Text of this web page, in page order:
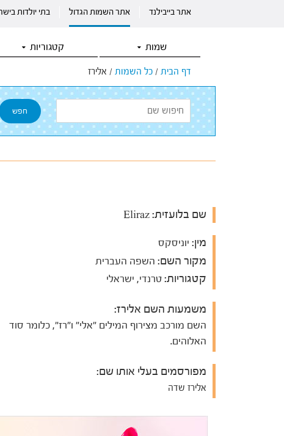
אתר בייבילנד אתר השמות הגדול בתי יולדות
שמות קטגוריות
דף הבית / כל השמות / אלירז
שם בלועזית:
מין: יוניסקס
מקור השם: השפה העברית
קטגוריות: טרנדי, ישראלי
משמעות השם אלירז:
השם מורכב מצירוף המילים "אלי" ו"רז", כלומר סוד
האלוהים.
מפורסמים בעלי אותו שם:
אלירז שדה